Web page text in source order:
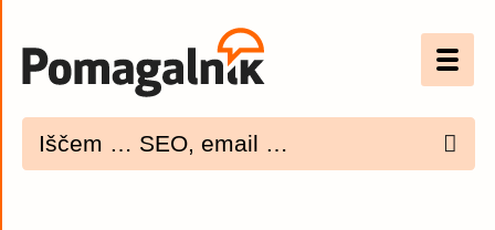
Optimizacija (SEO)
UX